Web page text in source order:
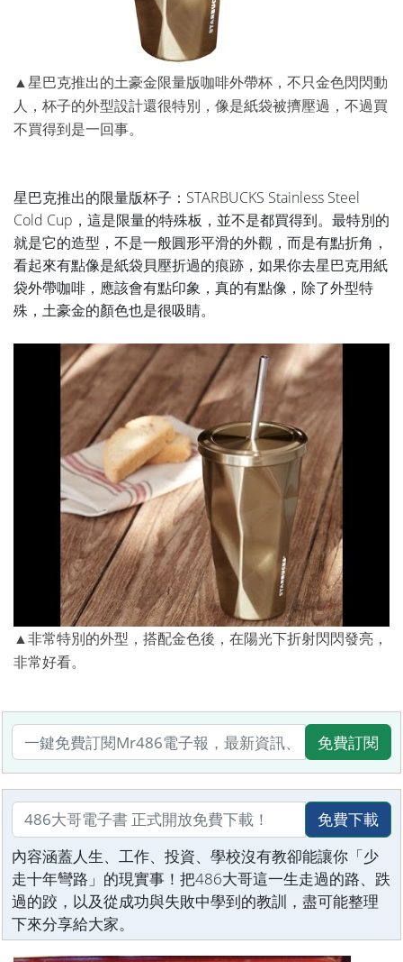
▲星巴克推出的土豪金限量版咖啡外帶杯，不只金色閃閃動
人，杯子的外型設計還很特別，像是紙袋被擠壓過，不過買
不買得到是一回事。
星巴克推出的限量版杯子：STARBUCKS Stainless Steel
Cold Cup，這是限量的特殊板，並不是都買得到。最特別的
就是它的造型，不是一般圓形平滑的外觀，而是有點折角，
看起來有點像是紙袋貝壓折過的痕跡，如果你去星巴克用紙
袋外帶咖啡，應該會有點印象，真的有點像，除了外型特
殊，土豪金的顏色也是很吸睛。
▲非常特別的外型，搭配金色後，在陽光下折射閃閃發亮，
非常好看。
免費訂閱
免費下載
內容涵蓋人生、工作、投資、學校沒有教卻能讓你「少
走十年彎路」的現實事！把486大哥這一生走過的路、跌
過的跤，以及從成功與失敗中學到的教訓，盡可能整理
下來分享給大家。